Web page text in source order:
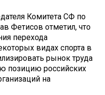
Комитета СФ по
Фетисов отметил, что
перехода
видах спорта в
рынок труда
позицию российских
на